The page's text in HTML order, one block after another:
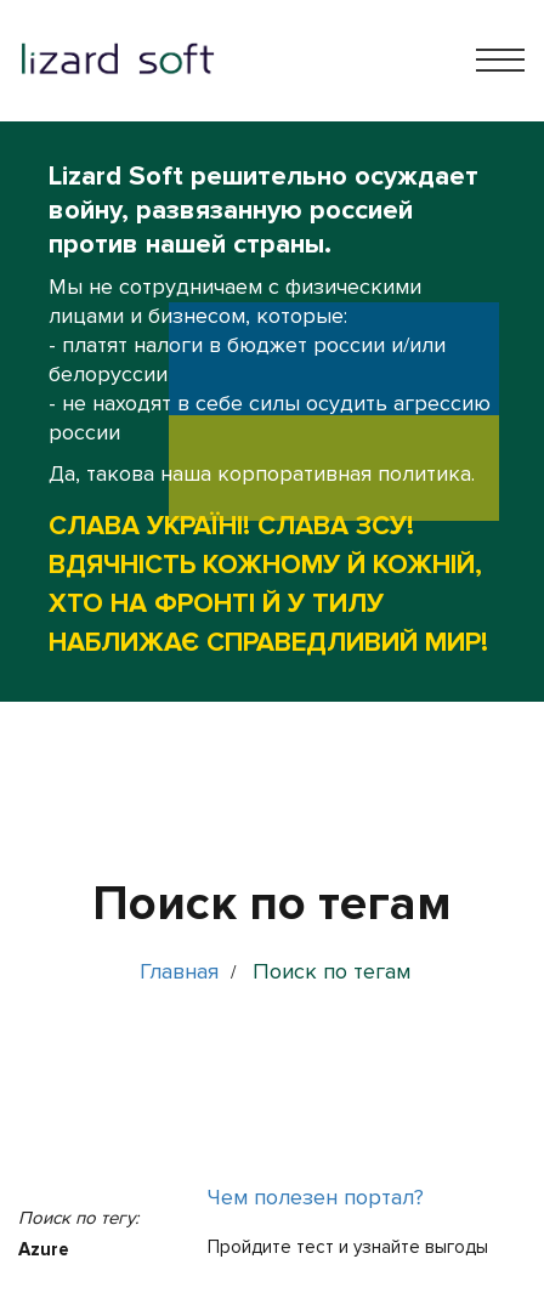
Lizard Soft решительно осуждает
войну, развязанную россией
против нашей страны.
Мы не сотрудничаем с физическими
лицами и бизнесом, которые:
- платят налоги в бюджет россии и/или
белоруссии
- не находят в себе силы осудить агрессию
россии
Да, такова наша корпоративная политика.
СЛАВА УКРАЇНІ! СЛАВА ЗСУ!
ВДЯЧНІСТЬ КОЖНОМУ Й КОЖНІЙ,
ХТО НА ФРОНТІ Й У ТИЛУ
НАБЛИЖАЄ СПРАВЕДЛИВИЙ МИР!
Поиск по тегам
Главная / Поиск по тегам
Поиск по тегу:
Azure
Чем полезен портал?
Пройдите тест и узнайте выгоды